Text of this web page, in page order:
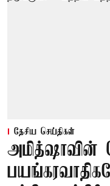
தேசிய செய்திகள்
அமித்ஷாவின்